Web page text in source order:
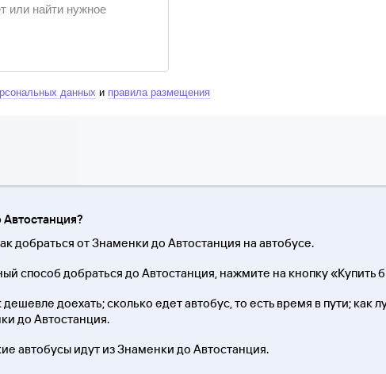
данных и правила размещения
Автостанция?
добраться от Знаменки до Автостанция на автобусе.
способ добраться до Автостанция, нажмите на кнопку «Купить
доехать; сколько едет автобус, то есть время в пути; как
до Автостанция.
автобусы идут из Знаменки до Автостанция.